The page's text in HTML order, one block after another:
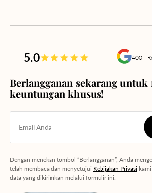
5.0 400+
Berlangganan sekarang untuk
keuntungan khusus!
Email Anda
Dengan menekan tombol “Berlangganan”, Anda
telah membaca dan menyetujui Kebijakan Privasi
data yang dikirimkan melalui formulir ini.